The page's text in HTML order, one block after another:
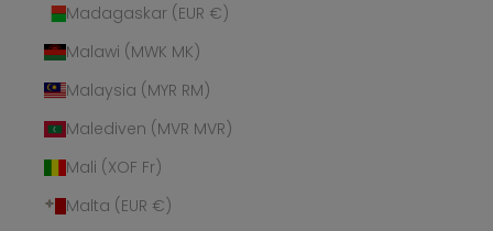
Madagaskar (EUR €)
Malawi (MWK MK)
Malaysia (MYR RM)
Malediven (MVR MVR)
Mali (XOF Fr)
Malta (EUR €)